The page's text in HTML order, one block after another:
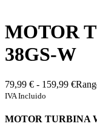
MOTOR
38GS-W
79,99 € - 159,99 €
IVA Incluido
MOTOR TURBINA